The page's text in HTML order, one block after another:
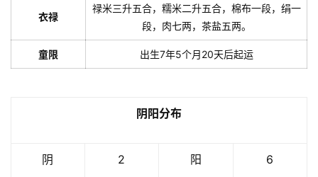
衣禄
禄米三升五合，糯米二升五合，棉布一段，绢一
段，肉七两，茶盐五两。
童限 出生7年5个月20天后起运
阴阳分布
阴 2 阳 6